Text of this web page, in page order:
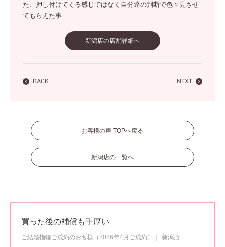
た、押し付けてくる感じではなく自分達の判断で色々見させ
てもらえた事
新潟店の店舗詳細へ
BACK NEXT
お客様の声 TOPへ戻る
新潟店の一覧へ
買った後の補償も手厚い
ご結婚指輪ご成約のお客様（2026年4月ご成約）
新潟店